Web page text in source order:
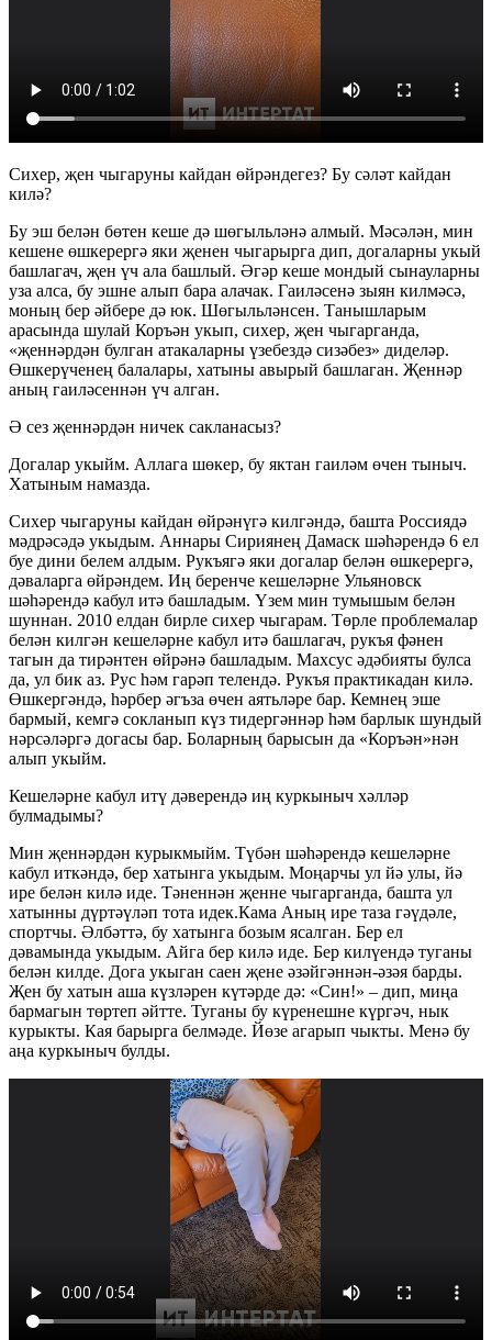
Сихер, җен чыгаруны кайдан өйрәндегез? Бу сәләт кайдан
килә?
Бу эш белән бөтен кеше дә шөгыльләнә алмый. Мәсәлән, мин
кешене өшкерергә яки җенен чыгарырга дип, догаларны укый
башлагач, җен үч ала башлый. Әгәр кеше мондый сынауларны
уза алса, бу эшне алып бара алачак. Гаиләсенә зыян килмәсә,
моның бер әйбере дә юк. Шөгыльләнсен. Танышларым
арасында шулай Коръән укып, сихер, җен чыгарганда,
«җеннәрдән булган атакаларны үзебездә сизәбез» диделәр.
Өшкерүченең балалары, хатыны авырый башлаган. Җеннәр
аның гаиләсеннән үч алган.
Ә сез җеннәрдән ничек сакланасыз?
Догалар укыйм. Аллага шөкер, бу яктан гаиләм өчен тыныч.
Хатыным намазда.
Сихер чыгаруны кайдан өйрәнүгә килгәндә, башта Россиядә
мәдрәсәдә укыдым. Аннары Сириянең Дамаск шәһәрендә 6 ел
буе дини белем алдым. Рукъягә яки догалар белән өшкерергә,
дәваларга өйрәндем. Иң беренче кешеләрне Ульяновск
шәһәрендә кабул итә башладым. Үзем мин тумышым белән
шуннан. 2010 елдан бирле сихер чыгарам. Төрле проблемалар
белән килгән кешеләрне кабул итә башлагач, рукъя фәнен
тагын да тирәнтен өйрәнә башладым. Махсус әдәбияты булса
да, ул бик аз. Рус һәм гарәп телендә. Рукъя практикадан килә.
Өшкергәндә, һәрбер әгъза өчен аятьләре бар. Кемнең эше
бармый, кемгә сокланып күз тидергәннәр һәм барлык шундый
нәрсәләргә догасы бар. Боларның барысын да «Коръән»нән
алып укыйм.
Кешеләрне кабул итү дәверендә иң куркыныч хәлләр
булмадымы?
Мин җеннәрдән курыкмыйм. Түбән шәһәрендә кешеләрне
кабул иткәндә, бер хатынга укыдым. Моңарчы ул йә улы, йә
ире белән килә иде. Тәненнән җенне чыгарганда, башта ул
хатынны дүртәүләп тота идек.Кама Аның ире таза гәүдәле,
спортчы. Әлбәттә, бу хатынга бозым ясалган. Бер ел
дәвамында укыдым. Айга бер килә иде. Бер килүендә туганы
белән килде. Дога укыган саен җене әзәйгәннән-әзәя барды.
Җен бу хатын аша күзләрен күтәрде дә: «Син!» – дип, миңа
бармагын төртеп әйтте. Туганы бу күренешне күргәч, нык
курыкты. Кая барырга белмәде. Йөзе агарып чыкты. Менә бу
аңа куркыныч булды.